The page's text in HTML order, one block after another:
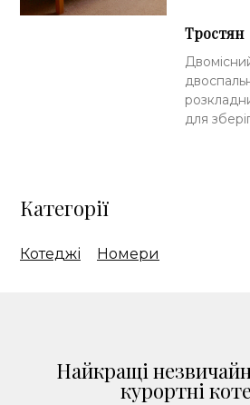
Тростян
для
Категорії
Котеджі Номери
Найкращі
курортні